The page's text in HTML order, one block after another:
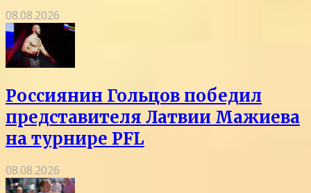
08.08.2026
Россиянин Гольцов победил
представителя Латвии Мажиева
на турнире PFL
08.08.2026